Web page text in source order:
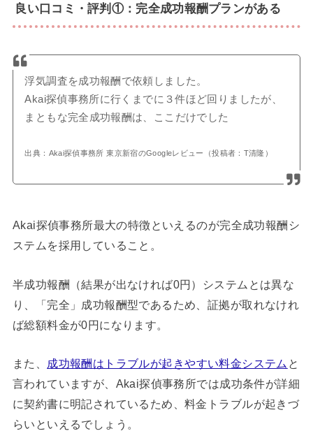
良い口コミ・評判①：完全成功報酬プランがある
浮気調査を成功報酬で依頼しました。
Akai探偵事務所に行くまでに３件ほど回りましたが、
まともな完全成功報酬は、ここだけでした
出典：Akai探偵事務所 東京新宿のGoogleレビュー（投稿者：T清隆）
Akai探偵事務所最大の特徴といえるのが完全成功報酬シ
ステムを採用していること。
半成功報酬（結果が出なければ0円）システムとは異な
り、「完全」成功報酬型であるため、証拠が取れなけれ
ば総額料金が0円になります。
また、 成功報酬はトラブルが起きやすい料金システム と
言われていますが、Akai探偵事務所では成功条件が詳細
に契約書に明記されているため、料金トラブルが起きづ
らいといえるでしょう。